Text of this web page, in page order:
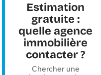
Estimation
gratuite :
quelle agence
immobilière
contacter ?
Chercher une